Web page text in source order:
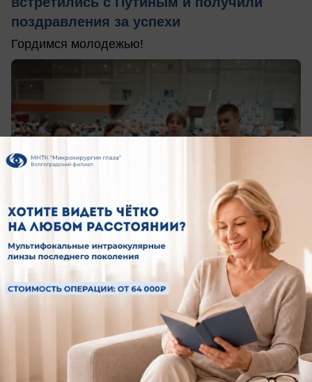
поздравления за успехи
Гордимся молодежью!
вчера в 15:30 0
Обращение в редакцию
Песком посыпали опасную детскую
площадку в Волжском: как жителям